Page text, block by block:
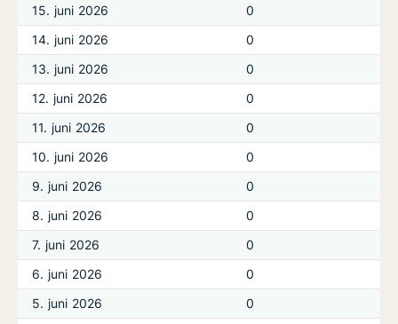
15. juni 2026
0
14. juni 2026
0
13. juni 2026
0
12. juni 2026
0
11. juni 2026
0
10. juni 2026
0
9. juni 2026
0
8. juni 2026
0
7. juni 2026
0
6. juni 2026
0
5. juni 2026
0